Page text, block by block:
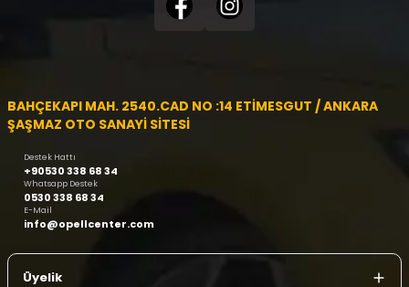
BAHÇEKAPI MAH. 2540.CAD NO :14 ETİMESGUT / ANKARA
ŞAŞMAZ OTO SANAYİ SİTESİ
Destek Hattı
+90530 338 68 34
Whatsapp Destek
0530 338 68 34
E-Mail
info@opellcenter.com
Üyelik